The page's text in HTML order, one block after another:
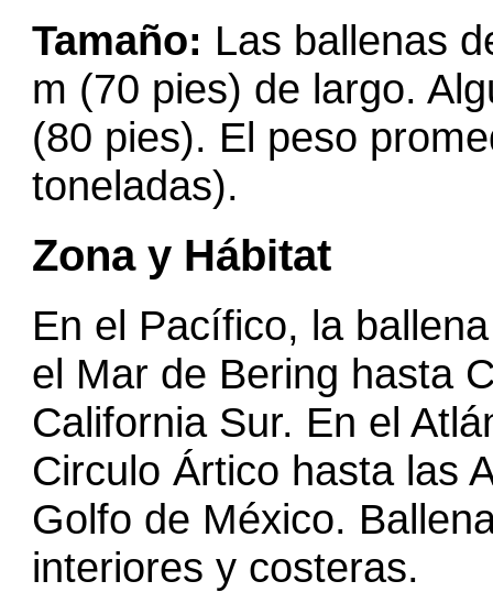
Tamaño: Las ballenas
m (70 pies) de largo.
(80 pies). El peso
toneladas).
Zona y Hábitat
En el Pacífico, la
el Mar de Bering hasta
California Sur. En el
Circulo Ártico hasta las
Golfo de México.
interiores y costeras.